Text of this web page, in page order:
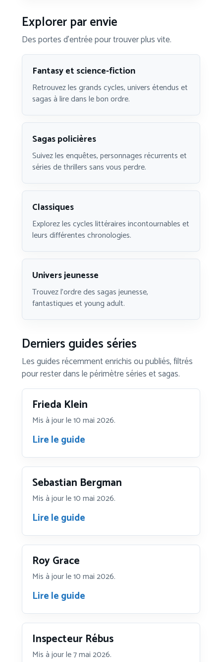
Explorer par envie
Des portes d’entrée pour trouver plus vite.
Fantasy et science-fiction
Retrouvez les grands cycles, univers étendus et
sagas à lire dans le bon ordre.
Sagas policières
Suivez les enquêtes, personnages récurrents et
séries de thrillers sans vous perdre.
Classiques
Explorez les cycles littéraires incontournables et
leurs différentes chronologies.
Univers jeunesse
Trouvez l’ordre des sagas jeunesse,
fantastiques et young adult.
Derniers guides séries
Les guides récemment enrichis ou publiés, filtrés
pour rester dans le périmètre séries et sagas.
Frieda Klein
Mis à jour le 10 mai 2026.
Lire le guide
Sebastian Bergman
Mis à jour le 10 mai 2026.
Lire le guide
Roy Grace
Mis à jour le 10 mai 2026.
Lire le guide
Inspecteur Rébus
Mis à jour le 7 mai 2026.